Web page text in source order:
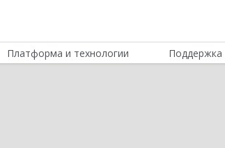
Платформа и технологии Поддержка